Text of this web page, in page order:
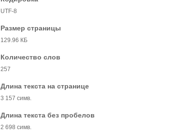
UTF-8
Размер страницы
129.96 КБ
Количество слов
257
Длина текста на странице
3 157 симв.
Длина текста без пробелов
2 698 симв.